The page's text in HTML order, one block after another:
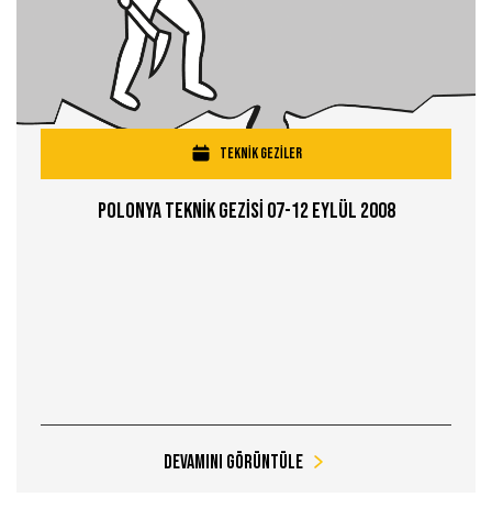
TEKNİK GEZİLER
Polonya Teknİk Gezİsİ 07-12 Eylül 2008
Devamını Görüntüle